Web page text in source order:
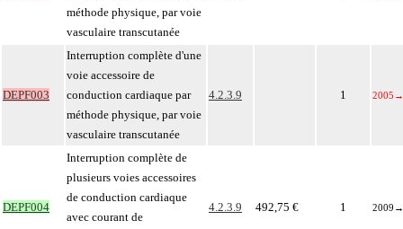
méthode physique, par voie
vasculaire transcutanée
DEPF003
Interruption complète d'une
voie accessoire de
conduction cardiaque par
méthode physique, par voie
vasculaire transcutanée
4.2.3.9 1 2005 →
DEPF004
Interruption complète de
plusieurs voies accessoires
de conduction cardiaque
avec courant de
4.2.3.9 492,75 € 1 2009 →